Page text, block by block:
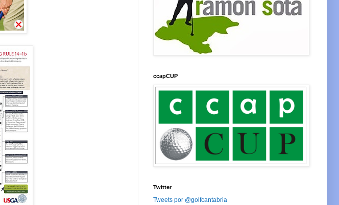
ccapCUP
Twitter
Tweets por @golfcantabria